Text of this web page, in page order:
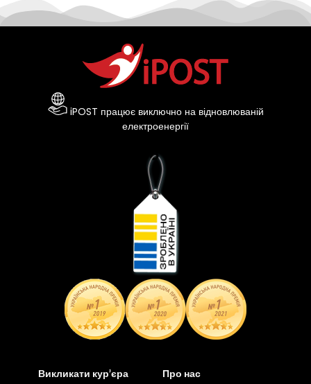
iPOST працює виключно на відновлюваній
електроенергії
Викликати кур’єра
Про нас